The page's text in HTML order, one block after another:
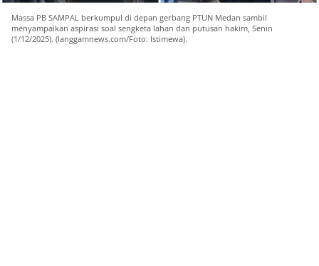
Massa PB SAMPAL berkumpul di depan gerbang PTUN Medan sambil
menyampaikan aspirasi soal sengketa lahan dan putusan hakim, Senin
(1/12/2025). (langgamnews.com/Foto: Istimewa).